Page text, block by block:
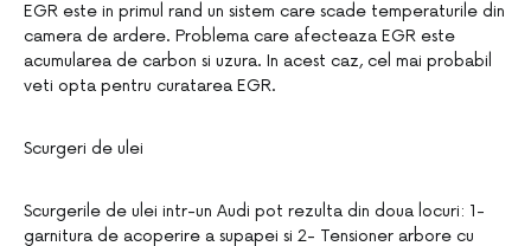
EGR este in primul rand un sistem care scade temperaturile din
camera de ardere. Problema care afecteaza EGR este
acumularea de carbon si uzura. In acest caz, cel mai probabil
veti opta pentru curatarea EGR.
Scurgeri de ulei
Scurgerile de ulei intr-un Audi pot rezulta din doua locuri: 1-
garnitura de acoperire a supapei si 2- Tensioner arbore cu